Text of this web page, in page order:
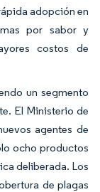
adopción en
por sabor y
costos de
un segmento
El Ministerio de
agentes de
ocho productos
deliberada. Los
de plagas